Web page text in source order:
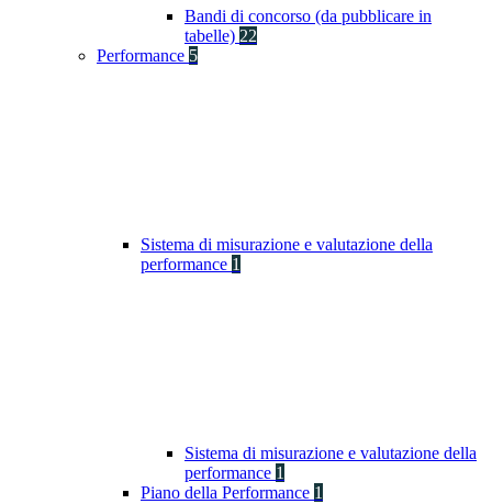
Bandi di concorso (da pubblicare in
tabelle) 22
Performance 5
Sistema di misurazione e valutazione della
performance 1
Sistema di misurazione e valutazione della
performance 1
Piano della Performance 1